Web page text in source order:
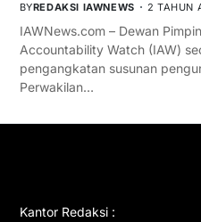
BYREDAKSI IAWNEWS 2 TAHUN
IAWNews.com – Dewan
Accountability Watch (IAW)
pengangkatan susunan
Perwakilan…
Kantor Redaksi :